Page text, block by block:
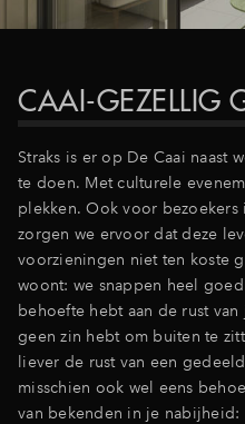
CAAI-GEZELLIG
Straks is er op De Caai naast
te doen. Met culturele
plekken. Ook voor
zorgen we ervoor dat deze
voorzieningen niet ten koste
woont: we snappen heel
behoefte hebt aan de rust
geen zin hebt om buiten te
liever de rust van een
misschien ook wel eens
van bekenden in je